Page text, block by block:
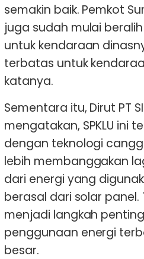
semakin baik. Pemkot
juga sudah mulai
untuk kendaraan
terbatas untuk
katanya.
Sementara itu, Dirut PT
mengatakan, SPKLU ini
dengan teknologi
lebih membanggakan
dari energi yang
berasal dari solar panel.
menjadi langkah
penggunaan energi
besar.